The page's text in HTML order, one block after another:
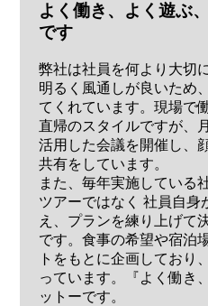
よく働き、よく遊ぶ
です
弊社は社員を何より大切
明るく風通しが良いため
てくれています。現場で
直帰のスタイルですが、
活用した会議を開催し、
共有をしています。
また、毎年実施している
ツアーではなく 社員自身
え、プランを練り上げて
です。食事の希望や宿泊
トをもとに企画しており
っています。『よく働き
ットーです。